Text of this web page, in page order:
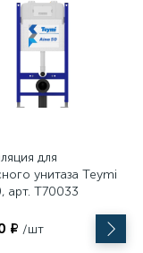
для
унитаза Teymi
арт. T70033
₽ /шт